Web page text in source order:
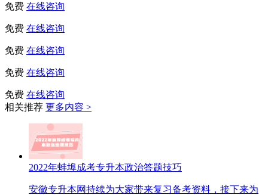
免费 在线咨询
免费 在线咨询
免费 在线咨询
免费 在线咨询
免费 在线咨询
相关推荐 更多内容 >
2022年蚌埠成考专升本政治答题技巧
安徽专升本网持续为大家带来复习备考资料，接下来为